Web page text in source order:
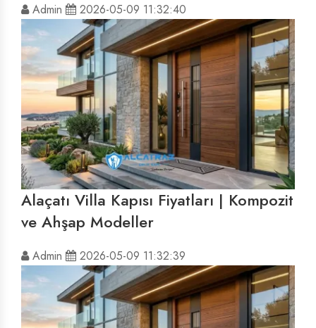
Admin 2026-05-09 11:32:40
Alaçatı Villa Kapısı Fiyatları | Kompozit
ve Ahşap Modeller
Admin 2026-05-09 11:32:39